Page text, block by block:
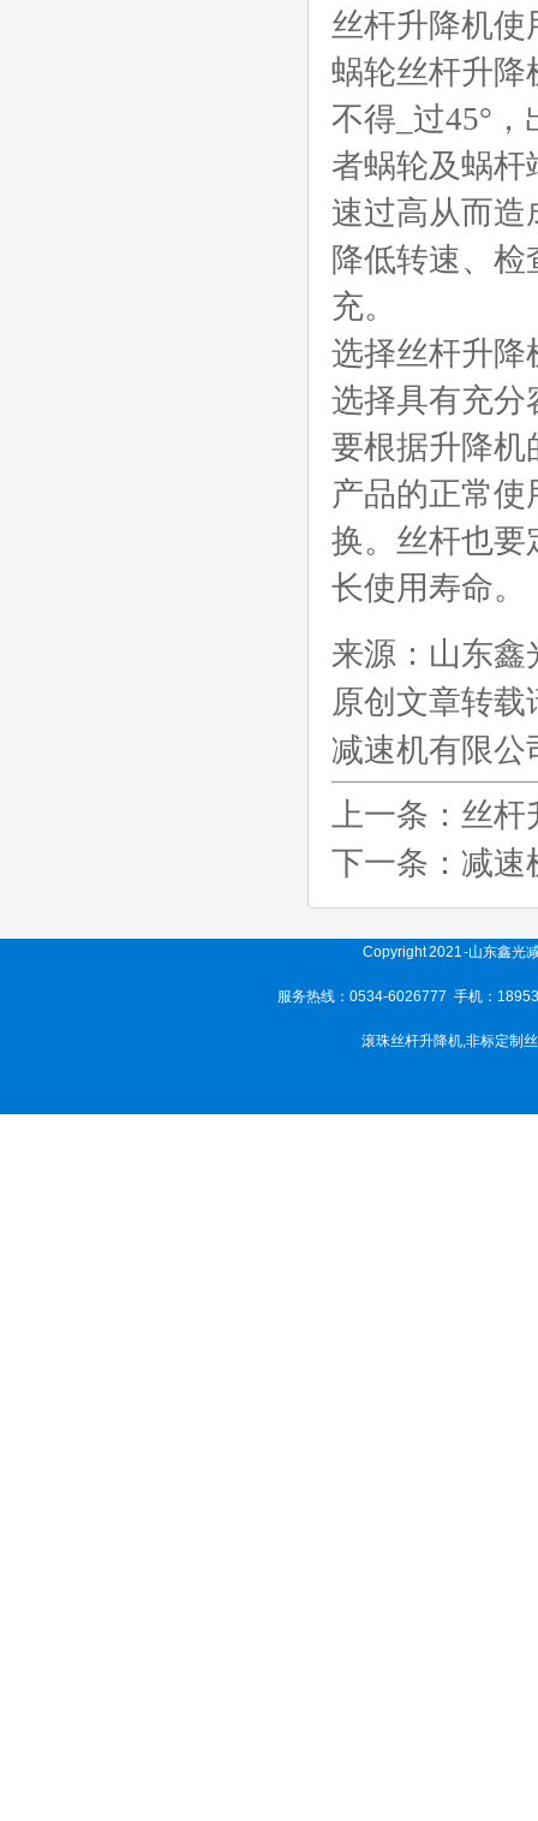
丝杆升降机使
蜗轮丝杆升降
不得_过45°
者蜗轮及蜗杆
速过高从而造
降低转速、
充。
选择丝杆升降
选择具有充分
要根据升降机
产品的正常
换。丝杆也要
长使用寿命。
来源： 山东鑫
原创文章转
减速机有限公
上一条： 丝杆
下一条： 减速
Copyright 2021 -山东鑫光
服务热线：0534-6026777 手机：
滚珠丝杆升降机,非标定制